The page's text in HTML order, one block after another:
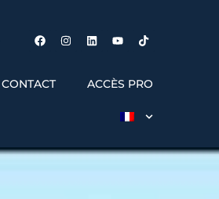
CONTACT ACCÈS PRO